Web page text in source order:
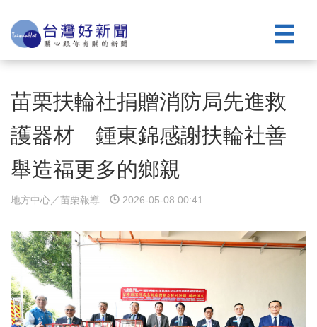
苗栗扶輪社捐贈消防局先進救
護器材 鍾東錦感謝扶輪社善
舉造福更多的鄉親
地方中心／苗栗報導 2026-05-08 00:41